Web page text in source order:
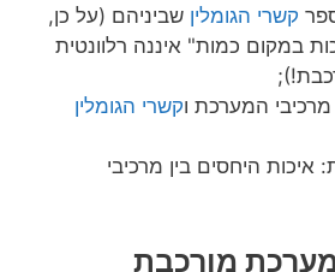
קשרי הגומלין שביניהם (על כן,
במקום כמות" איננה רלוונטית
המערכת וקשרי הגומלין
איכות היחסים בין מרכיבי
מורכבת